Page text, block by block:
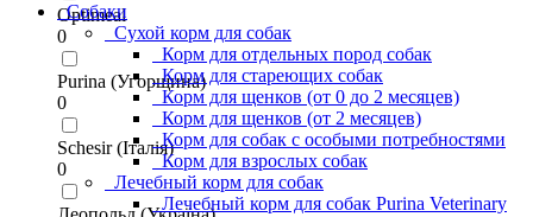
Optimeal
0
Purina (Угорщина)
0
Schesir (Італія)
0
Собаки
Сухой корм для собак
Корм для отдельных пород собак
Корм для стареющих собак
Корм для щенков (от 0 до 2 месяцев)
Корм для щенков (от 2 месяцев)
Корм для собак с особыми потребностями
Корм для взрослых собак
Лечебный корм для собак
Лечебный корм для собак Purina Veterinary